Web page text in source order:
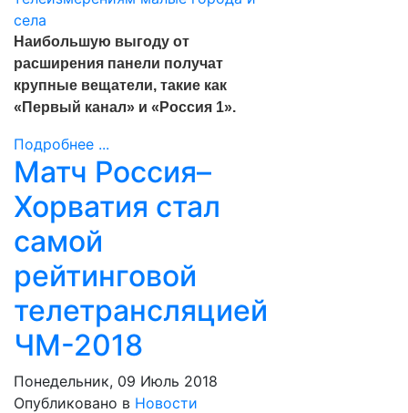
Наибольшую выгоду от
расширения панели получат
крупные вещатели, такие как
«Первый канал» и «Россия 1».
Подробнее ...
Матч Россия–
Хорватия стал
самой
рейтинговой
телетрансляцией
ЧМ-2018
Понедельник, 09 Июль 2018
Опубликовано в Новости